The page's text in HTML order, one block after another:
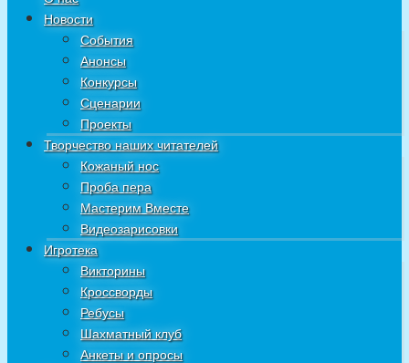
Новости
События
Анонсы
Конкурсы
Сценарии
Проекты
Творчество наших читателей
Кожаный нос
Проба пера
Мастерим Вместе
Видеозарисовки
Игротека
Викторины
Кроссворды
Ребусы
Шахматный клуб
Анкеты и опросы